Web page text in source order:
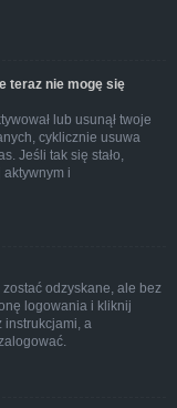
teraz nie mogę się
lub usunął twoje
cyklicznie usuwa
Jeśli tak się stało,
i
odzyskane, ale bez
logowania i kliknij
instrukcjami, a